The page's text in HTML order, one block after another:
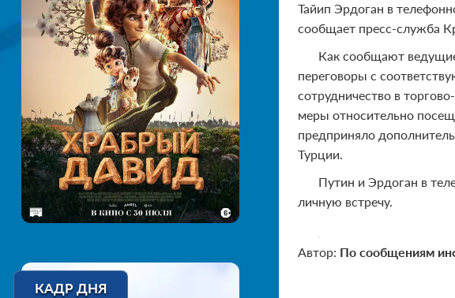
КАДР ДНЯ
Тайип Эрдоган в
сообщает пресс-служба
Как сообщают
переговоры с
сотрудничество в
меры относительно
предприняло
Турции.
Путин и Эрдоган в
личную встречу.
Автор: По сообщениям